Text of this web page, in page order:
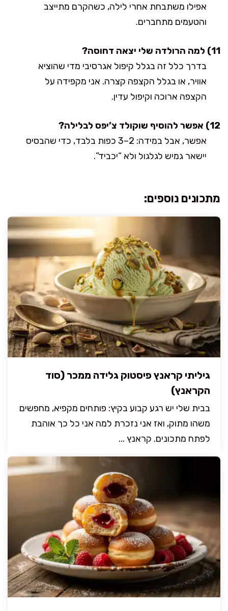
אפילו משתבחת אחרי לילה, כשהקרם מתייצב
והטעמים מתחברים.
11) למה הרולדה שלי יצאה דחוסה?
בדרך כלל זה בגלל קיפול אגרסיבי מדי שהוציא
אוויר, או בגלל הקצפה קצרה. אני מקפידה על
הקצפה ארוכה וקיפול עדין.
12) אפשר להוסיף שוקולד צ’יפס לבלילה?
אפשר, אבל במידה: 2–3 כפות בלבד, כדי שהבסיס
יישאר גמיש לגלגול ולא “יכביד”.
מתכונים נוספים:
גיליתי קראנץ פיסטוק גלידה ממכר (סוד
הקראנץ)
בבית שלי יש רגע קבוע בקיץ: פותחים מקפיא, מחפשים
משהו מתוק, ואז אני נזכרת למה אני כל כך אוהבת
לפתח מתכונים. קראנץ ...